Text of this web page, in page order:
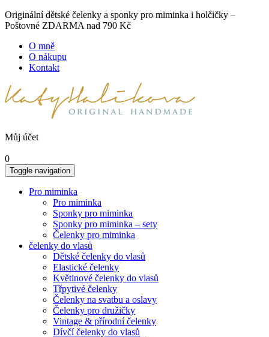
Originální dětské čelenky a sponky pro miminka i holčičky –
Poštovné ZDARMA nad 790 Kč
O mně
O nákupu
Kontakt
Můj účet
0
Toggle navigation
Pro miminka
Pro miminka
Sponky pro miminka
Sponky pro miminka – sety
Čelenky pro miminka
čelenky do vlasů
Dětské čelenky do vlasů
Elastické čelenky
Květinové čelenky do vlasů
Třpytivé čelenky
Čelenky na svatbu a oslavy
Čelenky pro družičky
Vintage & přírodní čelenky
Dívčí čelenky do vlasů